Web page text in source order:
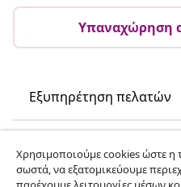
Υπαναχώρηση
Εξυπηρέτηση πελατών
Χρησιμοποιούμε cookies ώστε η
σωστά, να εξατομικεύουμε